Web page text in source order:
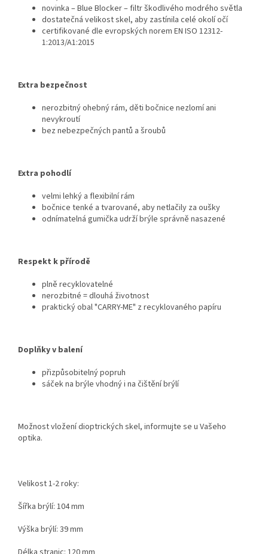
novinka – Blue Blocker – filtr škodlivého modrého světla
dostatečná velikost skel, aby zastínila celé okolí očí
certifikované dle evropských norem EN ISO 12312-
1:2013/A1:2015
Extra bezpečnost
nerozbitný ohebný rám, děti bočnice nezlomí ani
nevykroutí
bez nebezpečných pantů a šroubů
Extra pohodlí
velmi lehký a flexibilní rám
bočnice tenké a tvarované, aby netlačily za oušky
odnímatelná gumička udrží brýle správně nasazené
Respekt k přírodě
plně recyklovatelné
nerozbitné = dlouhá životnost
praktický obal "CARRY-ME" z recyklovaného papíru
Doplňky v balení
přizpůsobitelný popruh
sáček na brýle vhodný i na čištění brýlí
Možnost vložení dioptrických skel, informujte se u Vašeho
optika.
Velikost 1-2 roky:
Šířka brýlí: 104 mm
Výška brýlí: 39 mm